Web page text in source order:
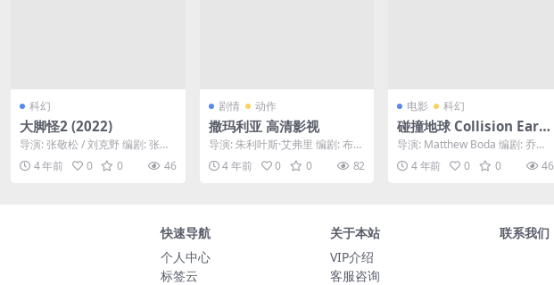
科幻
大脚怪2 (2022)
导演: 张敬松 / 刘克野 编剧: 张敬
松 / 谢少风 主演: 姜萌轩 / 施骏...
4 年前 0 0 46
剧情 动作
撒玛利亚 高清影视
导演: 朱利叶斯·艾弗里 编剧: 布拉
吉·F·舒特 主演: 西尔维斯特·史泰
龙 ...4 年前 0 0 82
电影 科幻
碰撞地球 Collision Eart
h (2020) 1080中字
导演: Matthew Boda 编剧: 乔伊·
罗切 主演: 埃里克·罗伯茨 /...
4 年前 0 0 46
快速导航
个人中心
标签云
关于本站
VIP介绍
客服咨询
联系我们